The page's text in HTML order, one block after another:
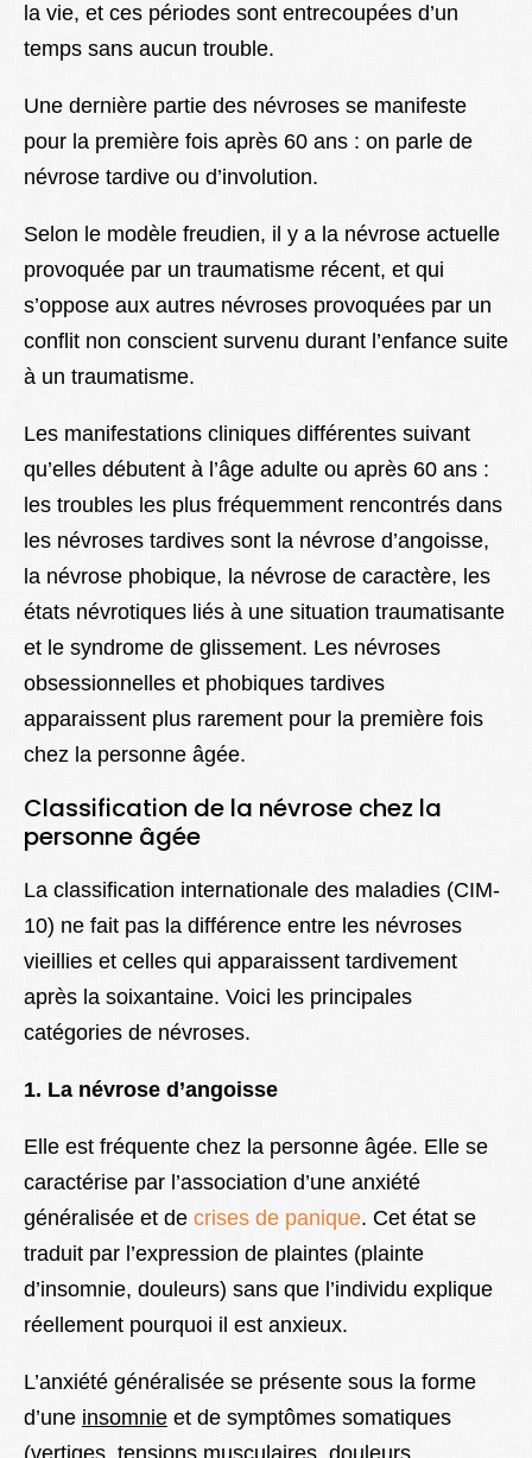
la vie, et ces périodes sont entrecoupées d’un
temps sans aucun trouble.
Une dernière partie des névroses se manifeste
pour la première fois après 60 ans : on parle de
névrose tardive ou d’involution.
Selon le modèle freudien, il y a la névrose actuelle
provoquée par un traumatisme récent, et qui
s’oppose aux autres névroses provoquées par un
conflit non conscient survenu durant l’enfance suite
à un traumatisme.
Les manifestations cliniques différentes suivant
qu’elles débutent à l’âge adulte ou après 60 ans :
les troubles les plus fréquemment rencontrés dans
les névroses tardives sont la névrose d’angoisse,
la névrose phobique, la névrose de caractère, les
états névrotiques liés à une situation traumatisante
et le syndrome de glissement. Les névroses
obsessionnelles et phobiques tardives
apparaissent plus rarement pour la première fois
chez la personne âgée.
Classification de la névrose chez la
personne âgée
La classification internationale des maladies (CIM-
10) ne fait pas la différence entre les névroses
vieillies et celles qui apparaissent tardivement
après la soixantaine. Voici les principales
catégories de névroses.
1. La névrose d’angoisse
Elle est fréquente chez la personne âgée. Elle se
caractérise par l’association d’une anxiété
généralisée et de crises de panique. Cet état se
traduit par l’expression de plaintes (plainte
d’insomnie, douleurs) sans que l’individu explique
réellement pourquoi il est anxieux.
L’anxiété généralisée se présente sous la forme
d’une insomnie et de symptômes somatiques